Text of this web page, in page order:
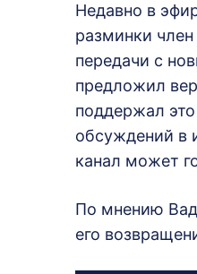
Недавно в
разминки
передачи с
предложил
поддержал
обсуждений в
канал может
По мнению
его